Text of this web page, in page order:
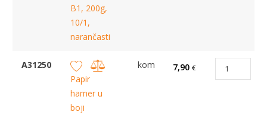
B1, 200g,
10/1,
narančasti
A31250
Papir
hamer u
boji
kom 7,90 €